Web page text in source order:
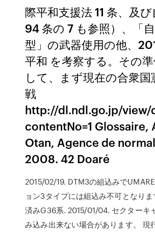
際平和支援法 11 条、及
94 条の 7 も参照）、「
型」の武器使用の他、
平和 を考察する。その準
して、まず現在の合衆国
戦
http://dl.ndl.go.jp/view/
contentNo=1 Glossaire,
Otan, Agence de
2008. 42 Doaré
2015/02/19. DTM3の組込みで
ョン3タイプには組込み不可となり
済みG36系. 2015/01/04. セクターキ
み込み出来ない場合があります。 現